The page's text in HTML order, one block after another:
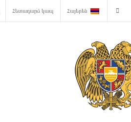
Հետադարձ կապ Հայերեն